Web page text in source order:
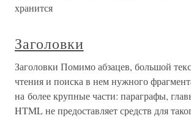
хранится
Заголовки
Заголовки Помимо абзацев, большой
чтения и поиска в нем нужного
на более крупные части: параграфы,
HTML не предоставляет средств для